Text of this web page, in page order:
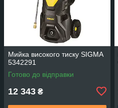
Мийка високого тиску SIGMA
5342291
Готово до відправки
12 343 ₴